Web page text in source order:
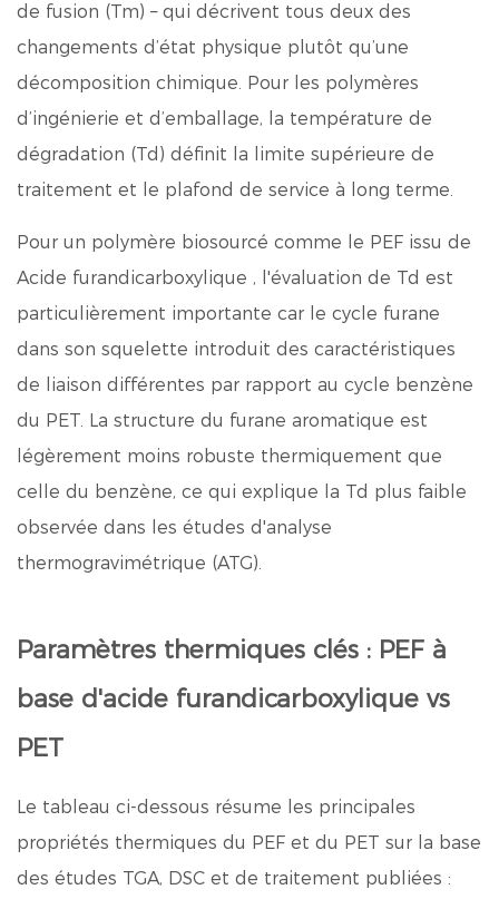
de fusion (Tm) – qui décrivent tous deux des
changements d’état physique plutôt qu’une
décomposition chimique. Pour les polymères
d’ingénierie et d’emballage, la température de
dégradation (Td) définit la limite supérieure de
traitement et le plafond de service à long terme.
Pour un polymère biosourcé comme le PEF issu de
Acide furandicarboxylique , l'évaluation de Td est
particulièrement importante car le cycle furane
dans son squelette introduit des caractéristiques
de liaison différentes par rapport au cycle benzène
du PET. La structure du furane aromatique est
légèrement moins robuste thermiquement que
celle du benzène, ce qui explique la Td plus faible
observée dans les études d'analyse
thermogravimétrique (ATG).
Paramètres thermiques clés : PEF à
base d'acide furandicarboxylique vs
PET
Le tableau ci-dessous résume les principales
propriétés thermiques du PEF et du PET sur la base
des études TGA, DSC et de traitement publiées :